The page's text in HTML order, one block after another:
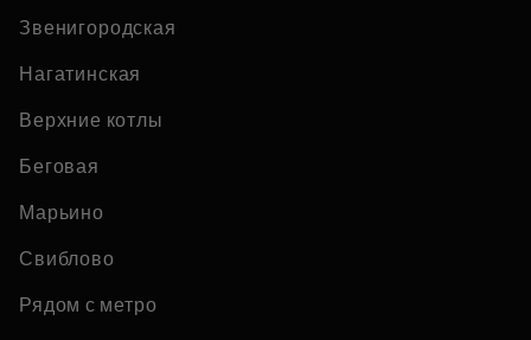
Звенигородская
Нагатинская
Верхние котлы
Беговая
Марьино
Свиблово
Рядом с метро